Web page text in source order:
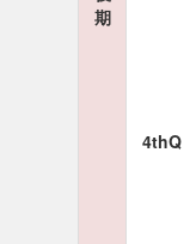
期
4thQ